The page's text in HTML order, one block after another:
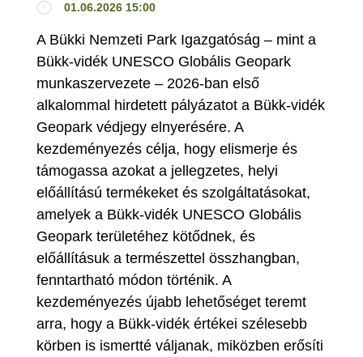
01.06.2026 15:00
A Bükki Nemzeti Park Igazgatóság – mint a
Bükk-vidék UNESCO Globális Geopark
munkaszervezete – 2026-ban első
alkalommal hirdetett pályázatot a Bükk-vidék
Geopark védjegy elnyerésére. A
kezdeményezés célja, hogy elismerje és
támogassa azokat a jellegzetes, helyi
előállítású termékeket és szolgáltatásokat,
amelyek a Bükk-vidék UNESCO Globális
Geopark területéhez kötődnek, és
előállításuk a természettel összhangban,
fenntartható módon történik. A
kezdeményezés újabb lehetőséget teremt
arra, hogy a Bükk-vidék értékei szélesebb
körben is ismertté váljanak, miközben erősíti